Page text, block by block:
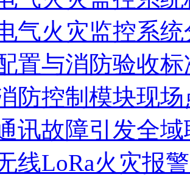
气火灾监控系
置与消防验收标
防控制模块现
讯故障引发全
线LoRa火灾报